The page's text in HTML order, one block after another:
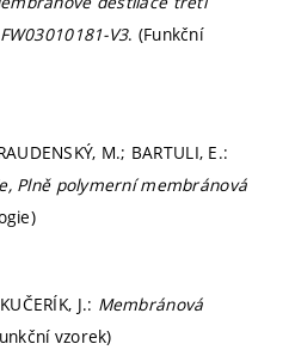
V3. (Funkční
M.; BARTULI, E.:
Plně polymerní membránová
J.: Membránová
vzorek)